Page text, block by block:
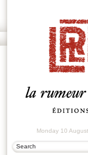
PRIX
Monday 10